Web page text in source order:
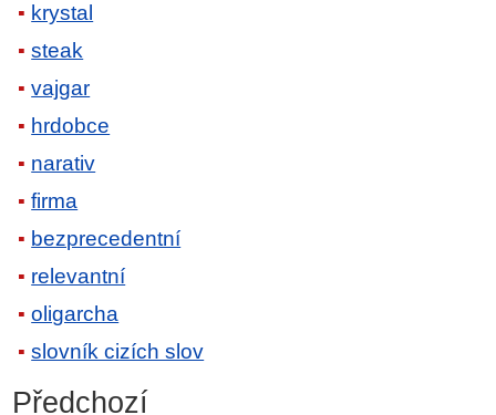
krystal
steak
vajgar
hrdobce
narativ
firma
bezprecedentní
relevantní
oligarcha
slovník cizích slov
Předchozí